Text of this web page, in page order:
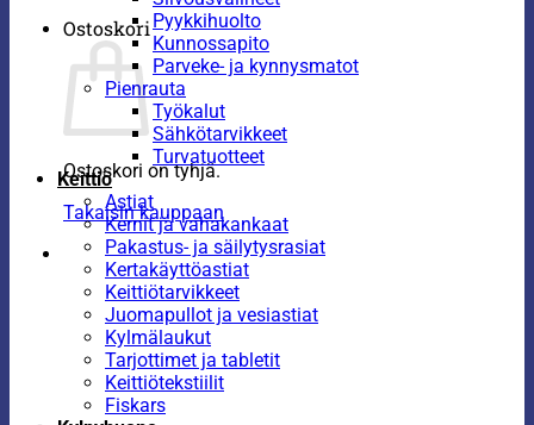
Ostoskori
Ostoskori on tyhjä.
Takaisin kauppaan
Pyykkihuolto
Kunnossapito
Parveke- ja kynnysmatot
Pienrauta
Työkalut
Sähkötarvikkeet
Turvatuotteet
Keittiö
Astiat
Kernit ja vahakankaat
Pakastus- ja säilytysrasiat
Kertakäyttöastiat
Keittiötarvikkeet
Juomapullot ja vesiastiat
Kylmälaukut
Tarjottimet ja tabletit
Keittiötekstiilit
Fiskars